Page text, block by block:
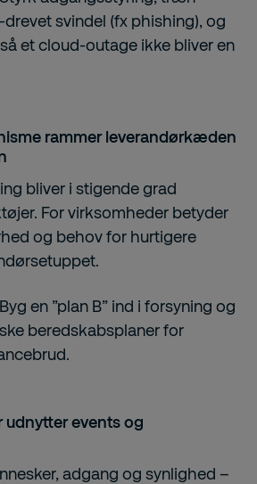
svindel (fx phishing), og
et cloud-outage ikke bliver en
rammer leverandørkæden
bliver i stigende grad
For virksomheder betyder
og behov for hurtigere
Byg en ”plan B” ind i forsyning og
beredskabsplaner for
udnytter events og
adgang og synlighed –